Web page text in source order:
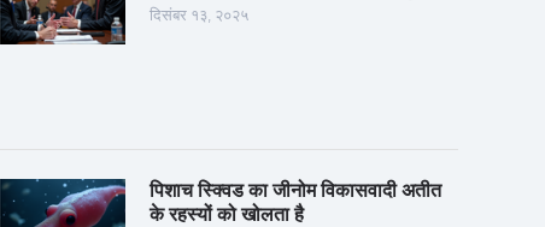
दिसंबर १३, २०२५
पिशाच स्क्विड का जीनोम विकासवादी अतीत
के रहस्यों को खोलता है